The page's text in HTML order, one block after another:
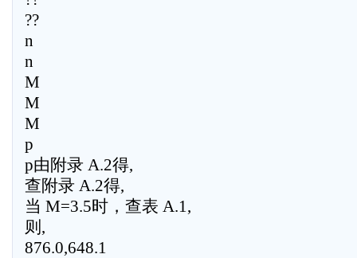
??
n
n
M
M
M
p
p由附录 A.2得,
查附录 A.2得,
当 M=3.5时，查表 A.1,
则,
876.0,648.1